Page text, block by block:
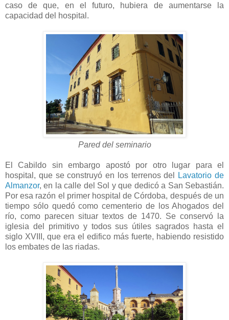
caso de que, en el futuro, hubiera de aumentarse la
capacidad del hospital.
Pared del seminario
El Cabildo sin embargo apostó por otro lugar para el
hospital, que se construyó en los terrenos del
Lavatorio de
Almanzor, en la calle del Sol y que dedicó a San Sebastián.
Por esa razón el primer hospital de Córdoba, después de un
tiempo sólo quedó como cementerio de los Ahogados del
río, como parecen situar textos de 1470. Se conservó la
iglesia del primitivo y todos sus útiles sagrados hasta el
siglo XVIII, que era el edifico más fuerte, habiendo resistido
los embates de las riadas.